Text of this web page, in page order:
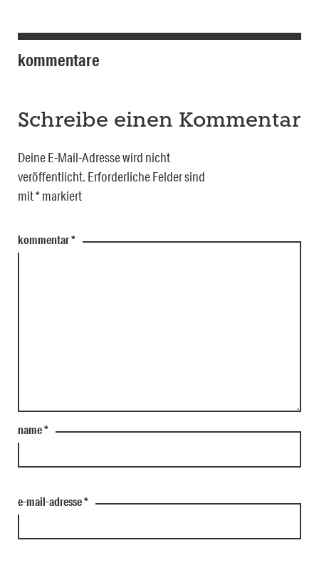
kommentare
Schreibe einen Kommentar
Deine E-Mail-Adresse wird nicht
veröffentlicht. Erforderliche Felder sind
mit*markiert
kommentar*
name*
e-mail-adresse*